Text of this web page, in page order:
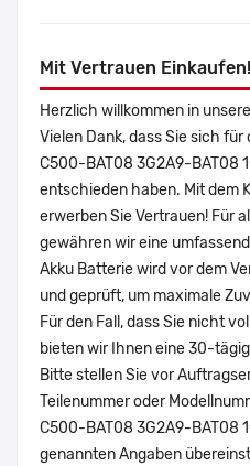
Mit Vertrauen Einkaufen!
Herzlich willkommen in
Vielen Dank, dass Sie sich
C500-BAT08 3G2A9-BAT08
entschieden haben. Mit dem
erwerben Sie Vertrauen! Für
gewähren wir eine
Akku Batterie wird vor dem
und geprüft, um maximale
Für den Fall, dass Sie nicht
bieten wir Ihnen eine 30-
Bitte stellen Sie vor
Teilenummer oder
C500-BAT08 3G2A9-BAT08
genannten Angaben